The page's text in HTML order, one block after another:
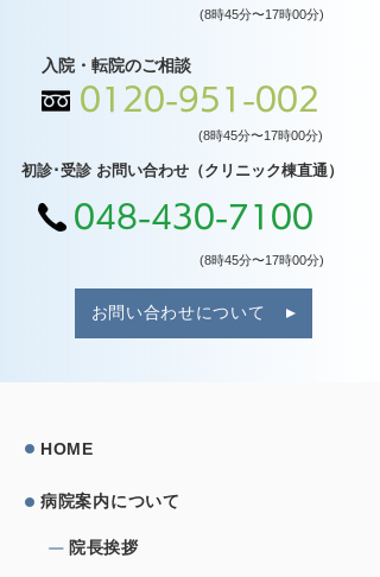
(8時45分〜17時00分)
入院・転院のご相談
0120-951-002
(8時45分〜17時00分)
初診･受診 お問い合わせ（クリニック棟直通）
048-430-7100
(8時45分〜17時00分)
お問い合わせについて
HOME
病院案内について
院⻑挨拶